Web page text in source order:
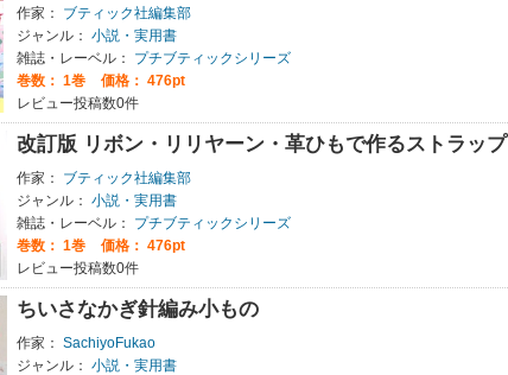
作家：
ブティック社編集部
ジャンル： 小説・実用書
雑誌・レーベル：
プチブティックシリーズ
巻数： 1巻
価格： 476pt
レビュー投稿数0件
改訂版 リボン・リリヤーン・革ひもで作るストラップ
作家：
ブティック社編集部
ジャンル： 小説・実用書
雑誌・レーベル：
プチブティックシリーズ
巻数： 1巻
価格： 476pt
レビュー投稿数0件
ちいさなかぎ針編み小もの
作家： SachiyoFukao
ジャンル： 小説・実用書